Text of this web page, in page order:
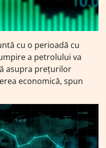
cu o perioadă cu
a petrolului va
asupra prețurilor
economică, spun